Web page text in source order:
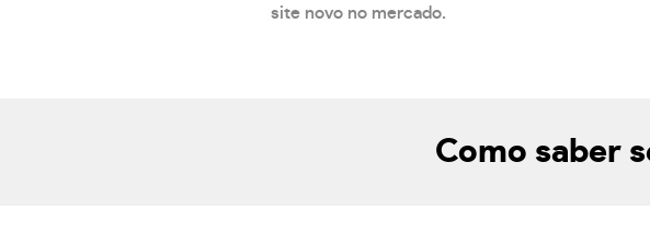
site novo no mercado.
Como saber